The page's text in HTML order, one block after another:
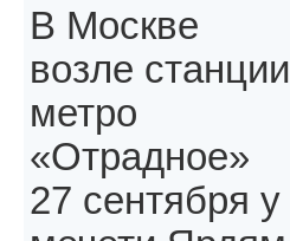
В Москве
возле станции
метро
«Отрадное»
27 сентября у